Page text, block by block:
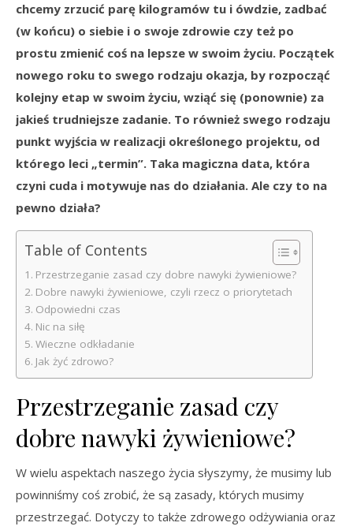
chcemy zrzucić parę kilogramów tu i ówdzie, zadbać
(w końcu) o siebie i o swoje zdrowie czy też po
prostu zmienić coś na lepsze w swoim życiu. Początek
nowego roku to swego rodzaju okazja, by rozpocząć
kolejny etap w swoim życiu, wziąć się (ponownie) za
jakieś trudniejsze zadanie. To również swego rodzaju
punkt wyjścia w realizacji określonego projektu, od
którego leci „termin”. Taka magiczna data, która
czyni cuda i motywuje nas do działania. Ale czy to na
pewno działa?
Table of Contents
Przestrzeganie zasad czy dobre nawyki żywieniowe?
Dobre nawyki żywieniowe, czyli rzecz o priorytetach
Odpowiedni czas
Nic na siłę
Wieczne odkładanie
Jak żyć zdrowo?
Przestrzeganie zasad czy
dobre nawyki żywieniowe?
W wielu aspektach naszego życia słyszymy, że musimy lub
powinniśmy coś zrobić, że są zasady, których musimy
przestrzegać. Dotyczy to także zdrowego odżywiania oraz